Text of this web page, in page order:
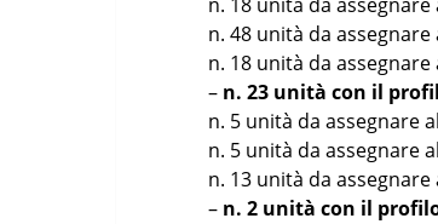
n. 48 unità da assegnare
n. 18 unità da assegnare
– n. 23 unità con il
n. 5 unità da assegnare
n. 5 unità da assegnare
n. 13 unità da assegnare
– n. 2 unità con il